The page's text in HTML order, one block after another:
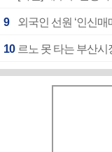
9 외국인 선원 ‘인신
10 르노 못 타는 부산